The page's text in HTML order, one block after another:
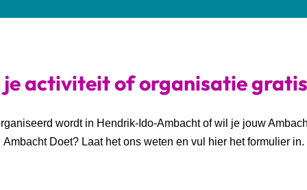
je activiteit of organisatie
wordt in Hendrik-Ido-Ambacht of wil je jouw
Ambacht Doet? Laat het ons weten en vul hier het formulier in.